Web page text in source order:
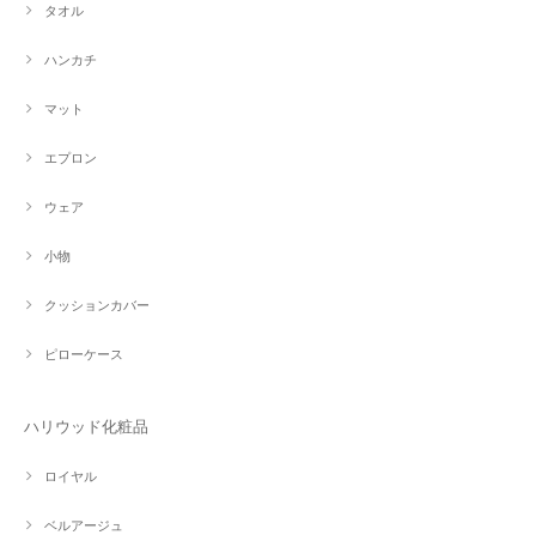
タオル
ハンカチ
マット
エプロン
ウェア
小物
クッションカバー
ピローケース
ハリウッド化粧品
ロイヤル
ベルアージュ